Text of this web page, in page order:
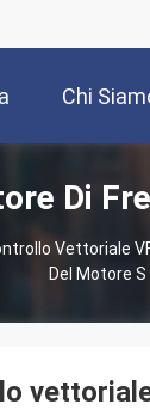
Chi
Di
Vettoriale
Del Motore